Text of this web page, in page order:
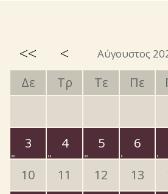
<< < Αύγουστος
Δε Τρ Τε Πε
3
4 5 6
10
11 12 13